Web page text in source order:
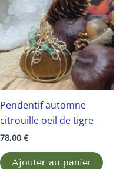
Pendentif automne
citrouille oeil de tigre
78,00 €
Ajouter au panier